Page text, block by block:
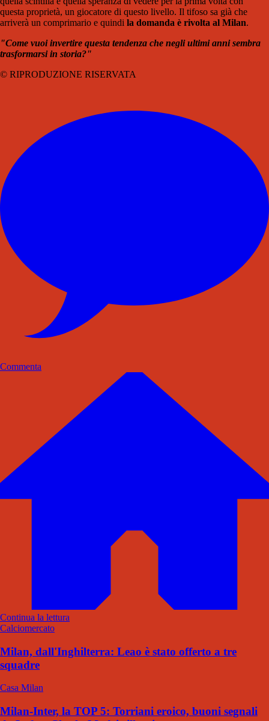
questa proprietà, un giocatore di questo livello. Il tifoso sa già che
arriverà un comprimario e quindi la domanda è rivolta al Milan.
"Come vuoi invertire questa tendenza che negli ultimi anni sembra
trasformarsi in storia?"
© RIPRODUZIONE RISERVATA
Commenta
Continua la lettura
Calciomercato
Milan, dall'Inghilterra: Leao è stato offerto a tre
squadre
Casa Milan
Milan-Inter, la TOP 5: Torriani eroico, buoni segnali